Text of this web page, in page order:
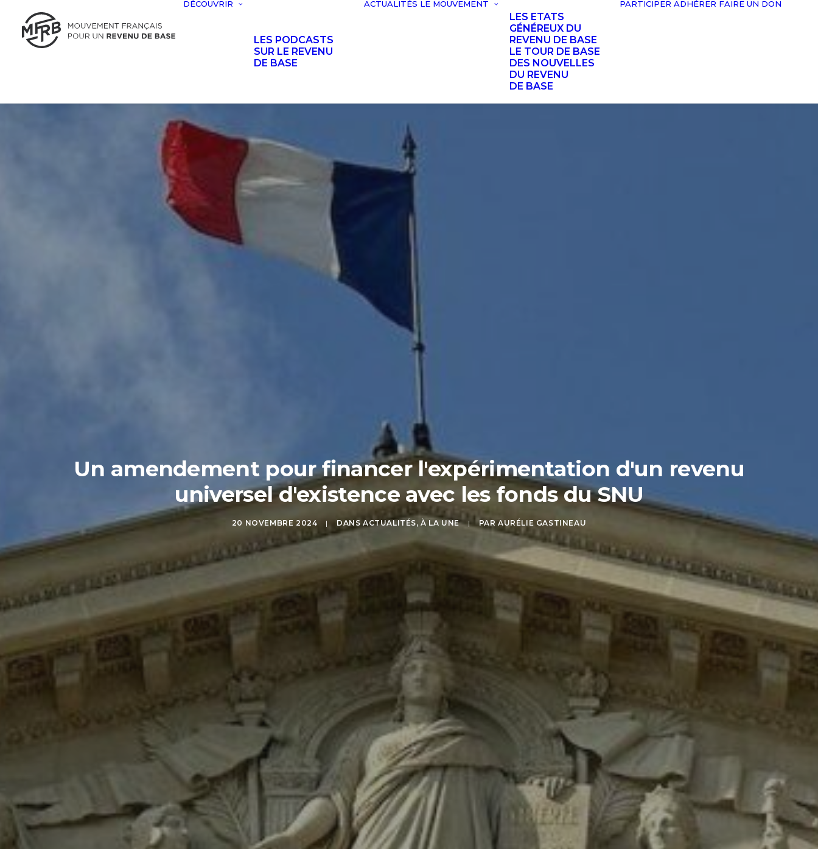
DÉCOUVRIR
LES PODCASTS
SUR LE REVENU
DE BASE
ACTUALITÉS LE MOUVEMENT
LES ETATS
GÉNÉREUX DU
REVENU DE BASE
LE TOUR DE BASE
DES NOUVELLES
DU REVENU
DE BASE
PARTICIPER ADHÉRER FAIRE UN DON
Un amendement pour financer l'expérimentation d'un revenu
universel d'existence avec les fonds du SNU
20 NOVEMBRE 2024 | DANS ACTUALITÉS,À LA UNE | PARAURÉLIE GASTINEAU